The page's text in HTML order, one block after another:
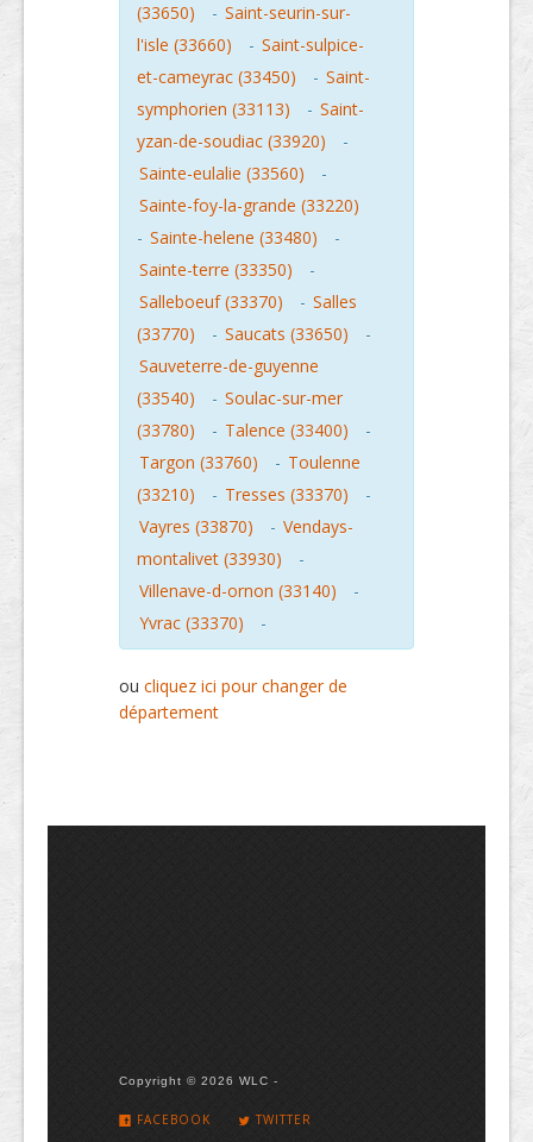
(33650)
- Saint-seurin-sur-
l'isle (33660)
- Saint-sulpice-
et-cameyrac (33450)
- Saint-
symphorien (33113)
- Saint-
yzan-de-soudiac (33920)
-
Sainte-eulalie (33560)
-
Sainte-foy-la-grande (33220)
- Sainte-helene (33480)
-
Sainte-terre (33350)
-
Salleboeuf (33370)
- Salles
(33770)
- Saucats (33650)
-
Sauveterre-de-guyenne
(33540)
- Soulac-sur-mer
(33780)
- Talence (33400)
-
Targon (33760)
- Toulenne
(33210)
- Tresses (33370)
-
Vayres (33870)
- Vendays-
montalivet (33930)
-
Villenave-d-ornon (33140)
-
Yvrac (33370)
-
ou cliquez ici pour changer de
département
Copyright © 2026 WLC -
FACEBOOK
TWITTER